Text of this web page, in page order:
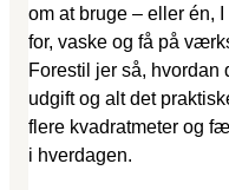
om at bruge – eller én,
for, vaske og få på
Forestil jer så, hvordan
udgift og alt det
flere kvadratmeter og
i hverdagen.